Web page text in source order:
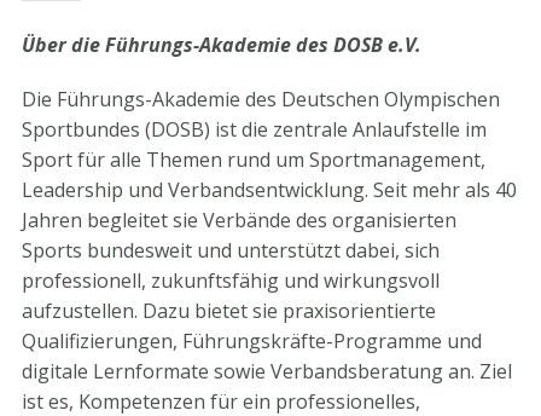
Über die Führungs-Akademie des DOSB e.V.
Die Führungs-Akademie des Deutschen Olympischen
Sportbundes (DOSB) ist die zentrale Anlaufstelle im
Sport für alle Themen rund um Sportmanagement,
Leadership und Verbandsentwicklung. Seit mehr als 40
Jahren begleitet sie Verbände des organisierten
Sports bundesweit und unterstützt dabei, sich
professionell, zukunftsfähig und wirkungsvoll
aufzustellen. Dazu bietet sie praxisorientierte
Qualifizierungen, Führungskräfte-Programme und
digitale Lernformate sowie Verbandsberatung an. Ziel
ist es, Kompetenzen für ein professionelles,